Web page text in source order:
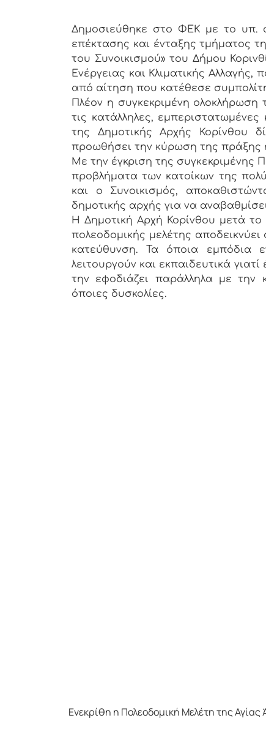
Δημοσιεύθηκε στο ΦΕΚ με το υπ.
επέκτασης και ένταξης τμήματος
του Συνοικισμού» του Δήμου
Ενέργειας και Κλιματικής Αλλαγής,
από αίτηση που κατέθεσε
Πλέον η συγκεκριμένη ολοκλήρωση
τις κατάλληλες,
της Δημοτικής Αρχής Κορίνθου
προωθήσει την κύρωση της πράξης
Με την έγκριση της συγκεκριμένης
προβλήματα των κατοίκων της
και ο Συνοικισμός,
δημοτικής αρχής για να
Η Δημοτική Αρχή Κορίνθου μετά
πολεοδομικής μελέτης
κατεύθυνση. Τα όποια εμπόδια
λειτουργούν και εκπαιδευτικά
την εφοδιάζει παράλληλα με την
όποιες δυσκολίες.
Από το
Ενεκρίθη η Πολεοδομική Μελέτη της Αγίας